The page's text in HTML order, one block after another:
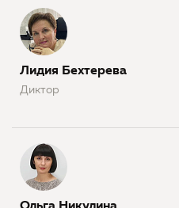
Лидия Бехтерева
Диктор